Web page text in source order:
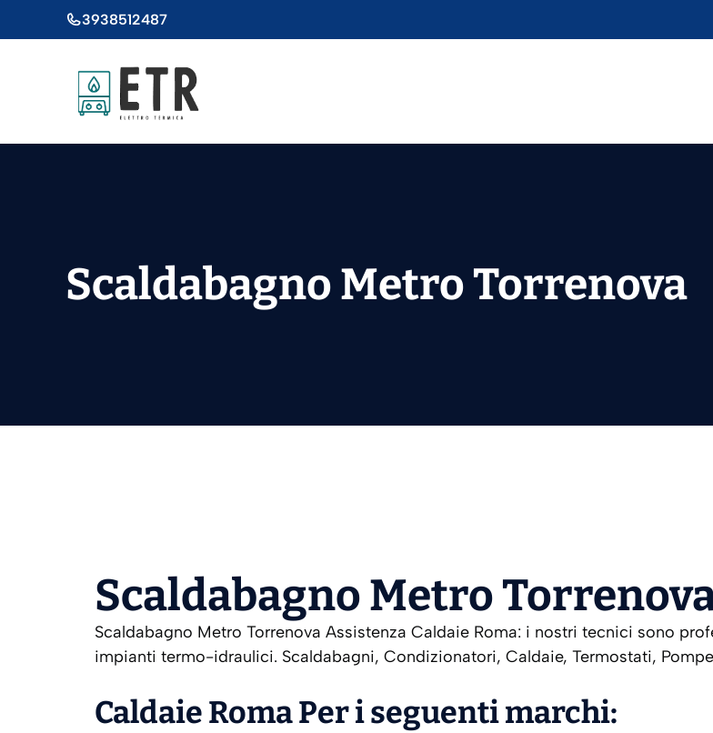
al
3938512487
Scaldabagno Metro Torrenova
Scaldabagno Metro
Scaldabagno Metro Torrenova Assistenza Caldaie Roma: i nostri tecnici sono
impianti termo-idraulici. Scaldabagni, Condizionatori, Caldaie, Termostati,
Caldaie Roma Per i seguenti marchi: